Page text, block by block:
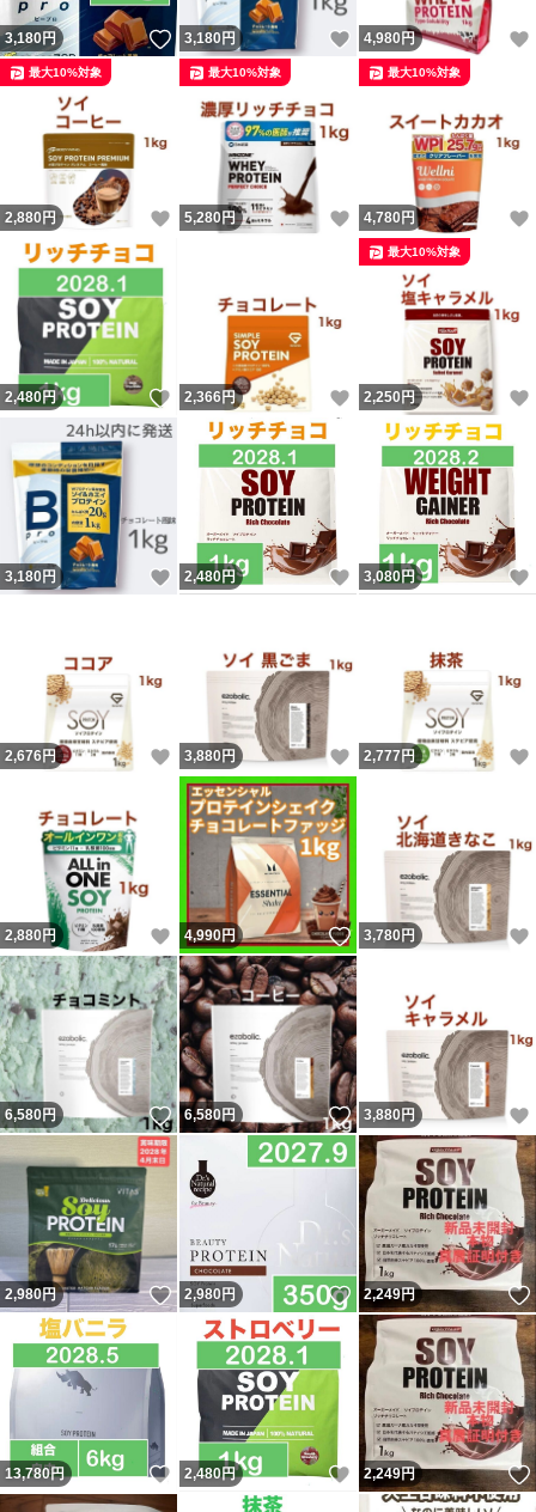
3,180円 いいね！
3,180円 いいね！
4,980 円
2,880 円 いいね！
最大10%対象
5,280円 いいね！
最大10%対象
4,780 円
最大10%対象
2,480円 いいね！
2,366 円 いいね！
2,250 円
最大10%対象
3,180円 いいね！
2,480円 いいね！
3,080円
2,676円 いいね！
3,880円 いいね！
2,777 円
2,880 円 いいね！
4,990円 いいね！
3,780円
6,580円 いいね！
6,580円 いいね！
3,880円
2,980円 いいね！
2,980円 いいね！
2,249円
13,780円 いいね！
2,480円 いいね！
2,249円